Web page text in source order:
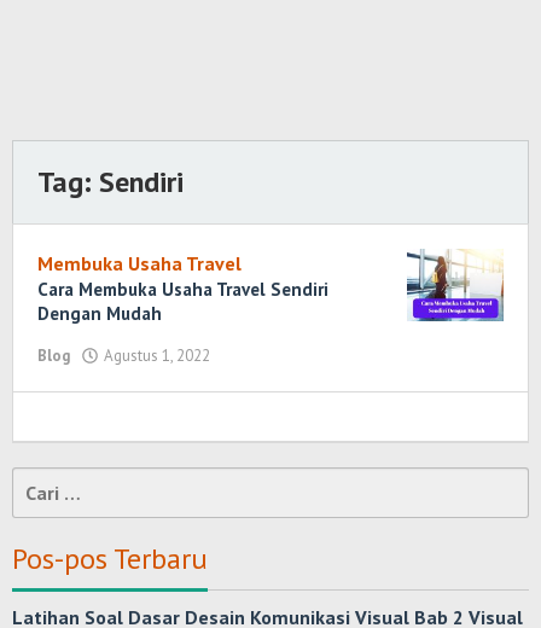
Tag: Sendiri
Membuka Usaha Travel
Cara Membuka Usaha Travel Sendiri
Dengan Mudah
Blog Agustus 1, 2022
Cari
untuk:
Pos-pos Terbaru
Latihan Soal Dasar Desain Komunikasi Visual Bab 2 Visual